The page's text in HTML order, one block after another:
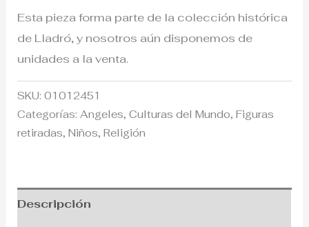
Esta pieza forma parte de la colección histórica
de Lladró, y nosotros aún disponemos de
unidades a la venta.
SKU:01012451
Categorías:Angeles,Culturas del Mundo,Figuras
retiradas,Niños,Religión
Descripción